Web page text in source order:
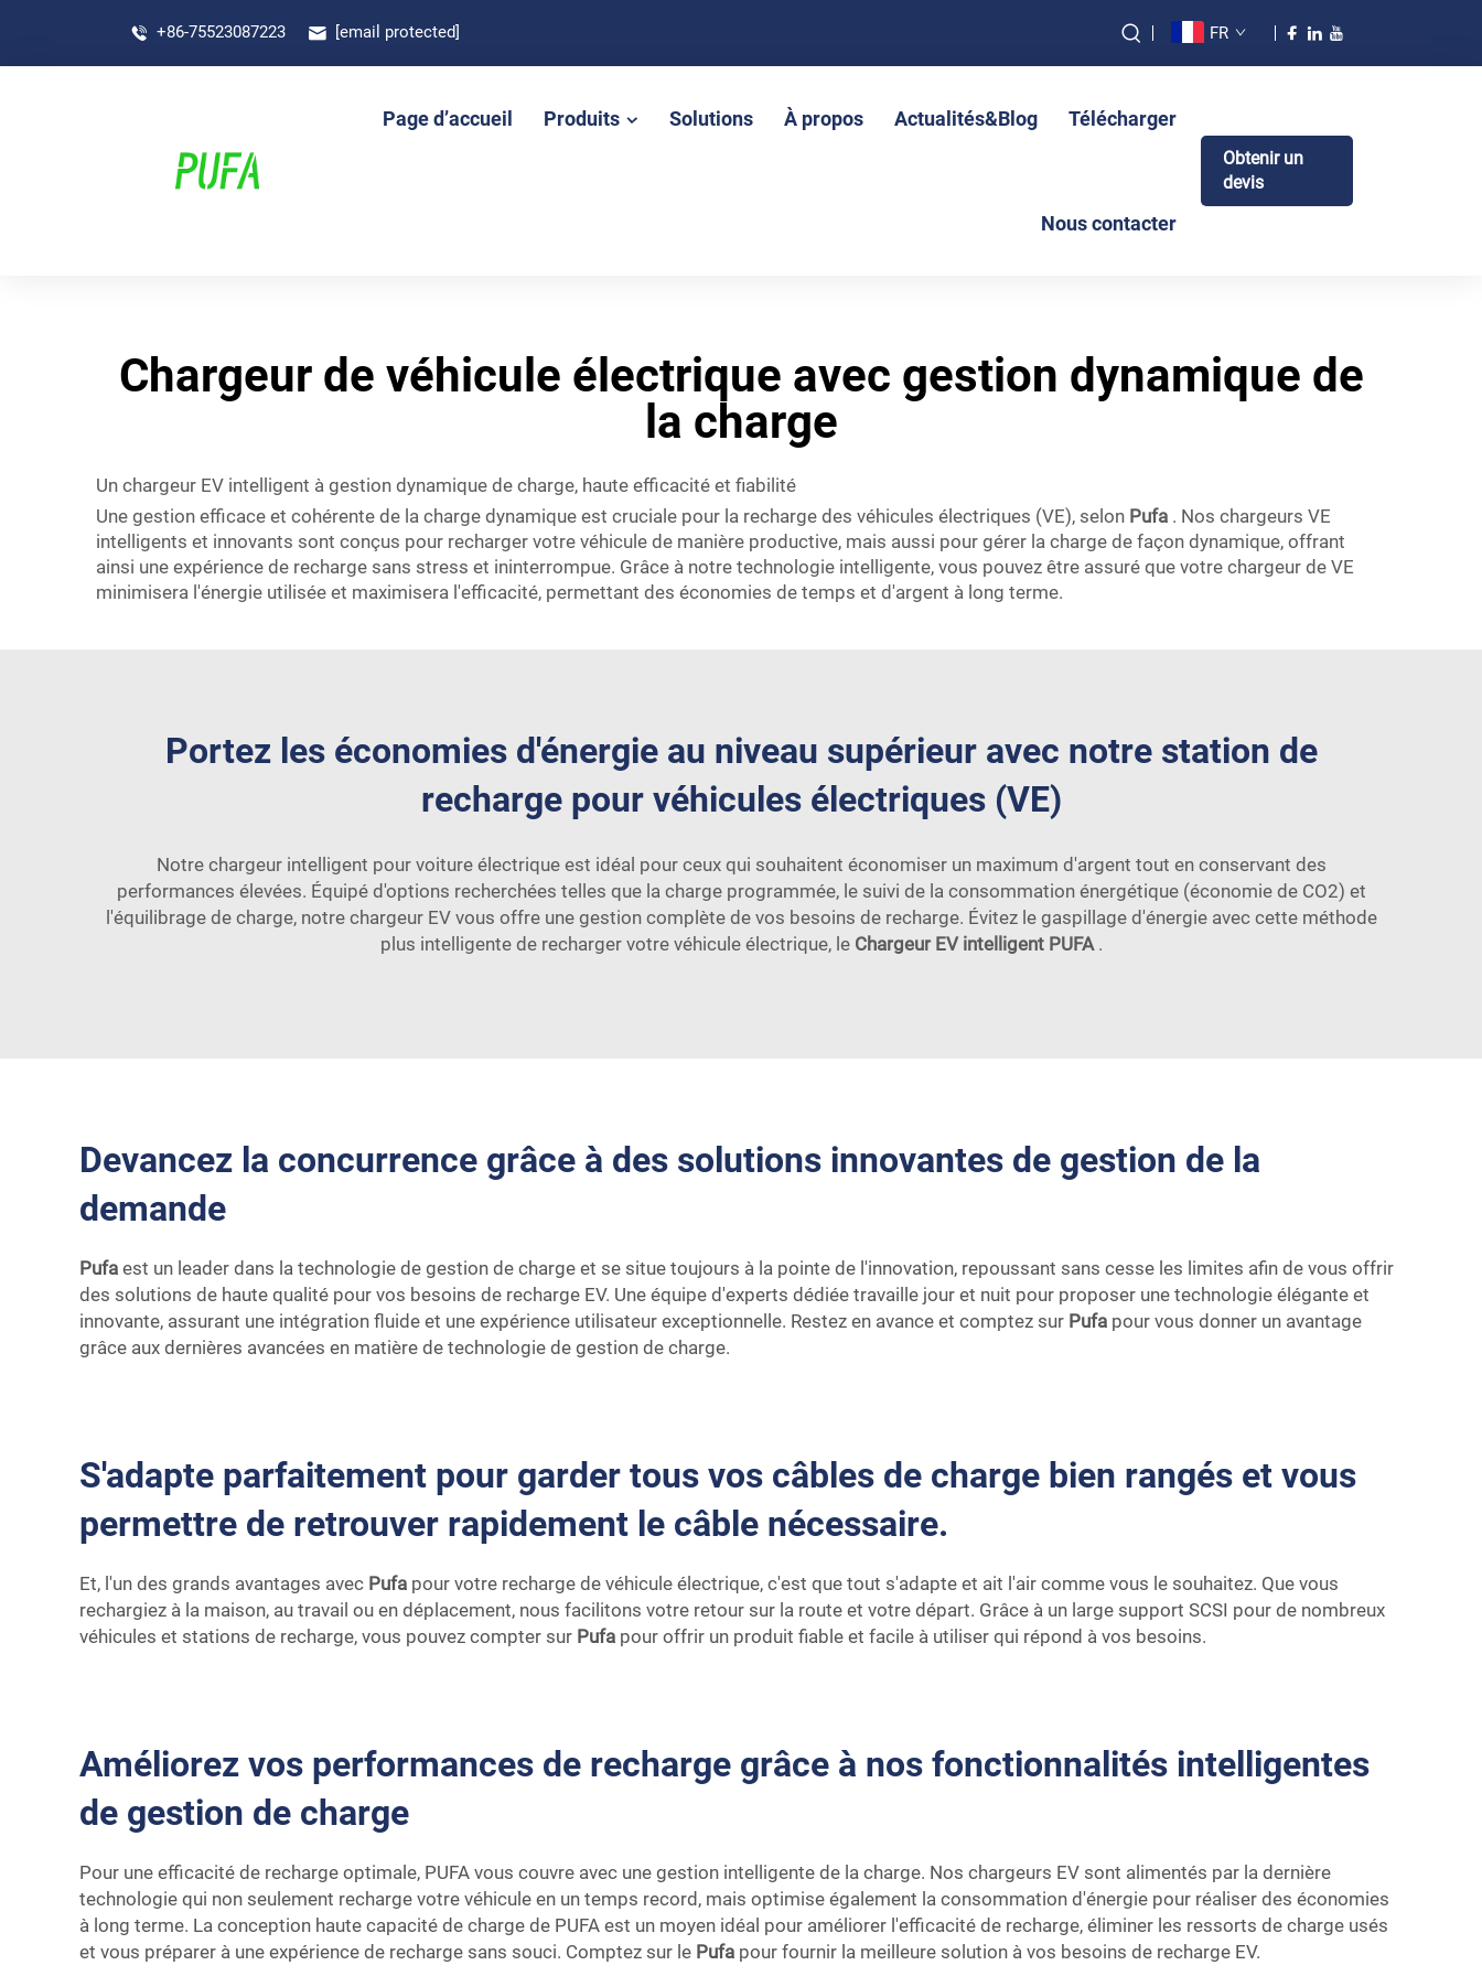
+86-75523087223 [email protected] FR
Page d’accueil Produits Solutions À propos Actualités&Blog Télécharger
Nous contacter
Obtenir un
devis
Chargeur de véhicule électrique avec gestion dynamique de
la charge
Un chargeur EV intelligent à gestion dynamique de charge, haute efficacité et fiabilité
Une gestion efficace et cohérente de la charge dynamique est cruciale pour la recharge des véhicules électriques (VE), selon Pufa . Nos chargeurs VE
intelligents et innovants sont conçus pour recharger votre véhicule de manière productive, mais aussi pour gérer la charge de façon dynamique, offrant
ainsi une expérience de recharge sans stress et ininterrompue. Grâce à notre technologie intelligente, vous pouvez être assuré que votre chargeur de VE
minimisera l'énergie utilisée et maximisera l'efficacité, permettant des économies de temps et d'argent à long terme.
Portez les économies d'énergie au niveau supérieur avec notre station de
recharge pour véhicules électriques (VE)
Notre chargeur intelligent pour voiture électrique est idéal pour ceux qui souhaitent économiser un maximum d'argent tout en conservant des
performances élevées. Équipé d'options recherchées telles que la charge programmée, le suivi de la consommation énergétique (économie de CO2) et
l'équilibrage de charge, notre chargeur EV vous offre une gestion complète de vos besoins de recharge. Évitez le gaspillage d'énergie avec cette méthode
plus intelligente de recharger votre véhicule électrique, le Chargeur EV intelligent PUFA .
Devancez la concurrence grâce à des solutions innovantes de gestion de la
demande
Pufa est un leader dans la technologie de gestion de charge et se situe toujours à la pointe de l'innovation, repoussant sans cesse les limites afin de vous offrir
des solutions de haute qualité pour vos besoins de recharge EV. Une équipe d'experts dédiée travaille jour et nuit pour proposer une technologie élégante et
innovante, assurant une intégration fluide et une expérience utilisateur exceptionnelle. Restez en avance et comptez sur Pufa pour vous donner un avantage
grâce aux dernières avancées en matière de technologie de gestion de charge.
S'adapte parfaitement pour garder tous vos câbles de charge bien rangés et vous
permettre de retrouver rapidement le câble nécessaire.
Et, l'un des grands avantages avec Pufa pour votre recharge de véhicule électrique, c'est que tout s'adapte et ait l'air comme vous le souhaitez. Que vous
rechargiez à la maison, au travail ou en déplacement, nous facilitons votre retour sur la route et votre départ. Grâce à un large support SCSI pour de nombreux
véhicules et stations de recharge, vous pouvez compter sur Pufa pour offrir un produit fiable et facile à utiliser qui répond à vos besoins.
Améliorez vos performances de recharge grâce à nos fonctionnalités intelligentes
de gestion de charge
Pour une efficacité de recharge optimale, PUFA vous couvre avec une gestion intelligente de la charge. Nos chargeurs EV sont alimentés par la dernière
technologie qui non seulement recharge votre véhicule en un temps record, mais optimise également la consommation d'énergie pour réaliser des économies
à long terme. La conception haute capacité de charge de PUFA est un moyen idéal pour améliorer l'efficacité de recharge, éliminer les ressorts de charge usés
et vous préparer à une expérience de recharge sans souci. Comptez sur le Pufa pour fournir la meilleure solution à vos besoins de recharge EV.